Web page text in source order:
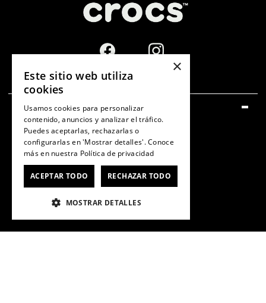
SERVICIO AL CONSUMIDOR
Centro de ayuda
Cómo comprar
Retiro en tienda
Gift Card
×
Este sitio web utiliza
cookies
Usamos cookies para personalizar
contenido, anuncios y analizar el tráfico.
Puedes aceptarlas, rechazarlas o
configurarlas en 'Mostrar detalles'. Conoce
más en nuestra Política de privacidad
ACEPTAR TODO RECHAZAR TODO
MOSTRAR DETALLES